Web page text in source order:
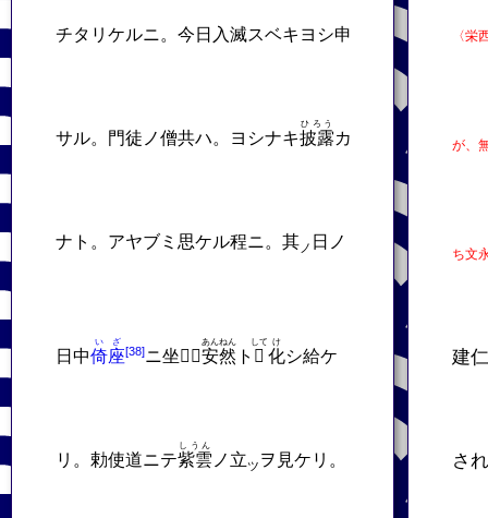
チタリケルニ。今日入滅スベキヨシ申
サル。門徒ノ僧共ハ。ヨシナキ披露
ひろう
カ
ナト。アヤブミ思ケル程ニ。其 ノ 日ノ
日中倚座
いざ
ニ坐𬼀。安然
あんねん
ト 𬼀
して
化
け
シ給ケ
リ。勅使道ニテ紫雲
しうん
ノ立ツ ヲ見ケリ。
〈栄
が、
ち文
建
さ